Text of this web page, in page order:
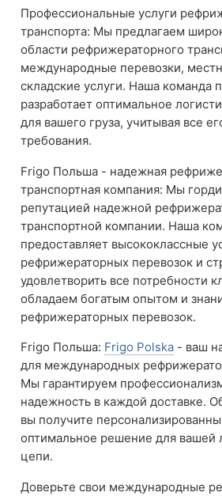
Профессиональные услуги
транспорта: Мы предлагаем
области рефрижераторного
международные перевозки,
складские услуги. Наша команда
разработает оптимальное
для вашего груза, учитывая все
требования.
Frigo Польша - надежная
транспортная компания: Мы
репутацией надежной
транспортной компании. Наша
предоставляет высококлассные
рефрижераторных перевозок и
удовлетворить все потребности
обладаем богатым опытом и
рефрижераторных перевозок.
Frigo Польша: Frigo Polska - ваш
для международных
Мы гарантируем
надежность в каждой доставке.
вы получите
оптимальное решение для вашей
цепи.
Доверьте свои международные